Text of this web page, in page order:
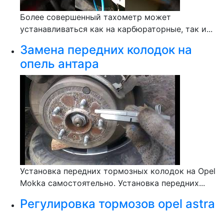
Более совершенный тахометр может
устанавливаться как на карбюраторные, так и...
Замена передних колодок на
опель антара
Установка передних тормозных колодок на Opel
Mokka самостоятельно. Установка передних...
Регулировка тормозов opel astra